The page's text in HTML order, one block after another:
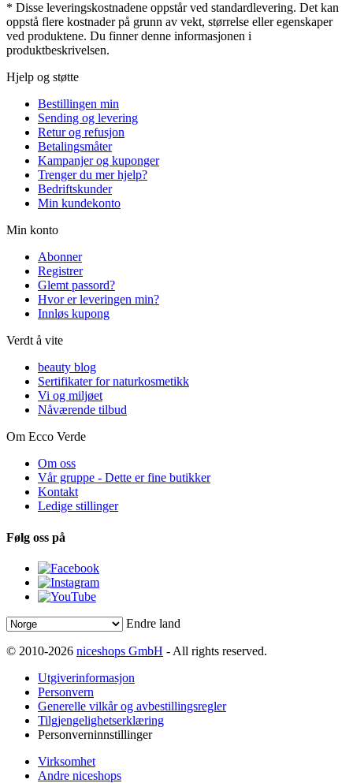
* Disse leveringskostnadene oppstår ved standardlevering. Det kan
oppstå flere kostnader på grunn av vekt, størrelse eller egenskaper
ved produktene. Du finner denne informasjonen i
produktbeskrivelsen.
Hjelp og støtte
Bestillingen min
Sending og levering
Retur og refusjon
Betalingsmåter
Kampanjer og kuponger
Trenger du mer hjelp?
Bedriftskunder
Min kundekonto
Min konto
Abonner
Registrer
Glemt passord?
Hvor er leveringen min?
Innløs kupong
Verdt å vite
beauty blog
Sertifikater for naturkosmetikk
Vi og miljøet
Nåværende tilbud
Om Ecco Verde
Om oss
Vår gruppe - Dette er fine butikker
Kontakt
Ledige stillinger
Følg oss på
Endre land
© 2010-2026 niceshops GmbH - All rights reserved.
Utgiverinformasjon
Personvern
Generelle vilkår og avbestillingsregler
Tilgjengelighetserklæring
Personverninnstillinger
Virksomhet
Andre niceshops